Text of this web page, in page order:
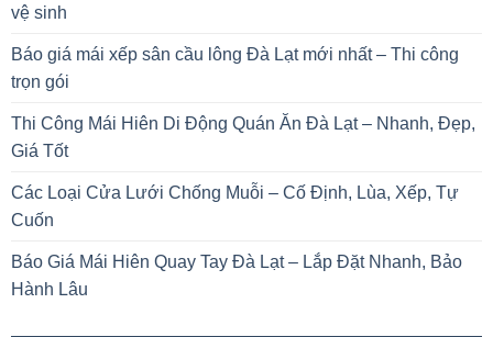
vệ sinh
Báo giá mái xếp sân cầu lông Đà Lạt mới nhất – Thi công
trọn gói
Thi Công Mái Hiên Di Động Quán Ăn Đà Lạt – Nhanh, Đẹp,
Giá Tốt
Các Loại Cửa Lưới Chống Muỗi – Cố Định, Lùa, Xếp, Tự
Cuốn
Báo Giá Mái Hiên Quay Tay Đà Lạt – Lắp Đặt Nhanh, Bảo
Hành Lâu